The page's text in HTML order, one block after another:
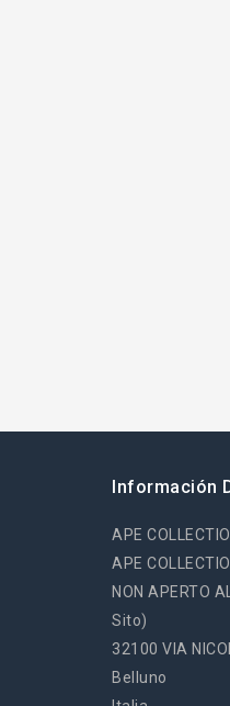
Información
APE
APE
NON APERTO
Sito)
32100 VIA
Belluno